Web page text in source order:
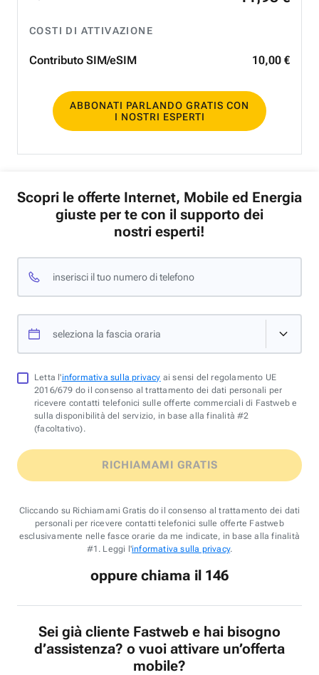
COSTI DI ATTIVAZIONE
Contributo SIM/eSIM 10,00 €
ABBONATI PARLANDO GRATIS CON
I NOSTRI ESPERTI
Scopri le offerte Internet, Mobile ed Energia
giuste per te con il supporto dei
nostri esperti!
inserisci il tuo numero di telefono
seleziona la fascia oraria
Letta l'informativa sulla privacy ai sensi del regolamento UE
2016/679 do il consenso al trattamento dei dati personali per
ricevere contatti telefonici sulle offerte commerciali di Fastweb e
sulla disponibilità del servizio, in base alla finalità #2
(facoltativo).
RICHIAMAMI GRATIS
Cliccando su Richiamami Gratis do il consenso al trattamento dei dati
personali per ricevere contatti telefonici sulle offerte Fastweb
esclusivamente nelle fasce orarie da me indicate, in base alla finalità
#1. Leggi l'informativa sulla privacy.
oppure chiama il 146
Sei già cliente Fastweb e hai bisogno
d’assistenza? o vuoi attivare un’offerta
mobile?